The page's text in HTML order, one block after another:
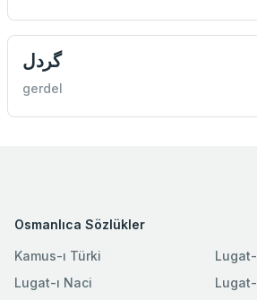
گردل
gerdel
Osmanlıca Sözlükler
Kamus-ı Türki
Lugat-ı Naci
Lugat-
Lugat-